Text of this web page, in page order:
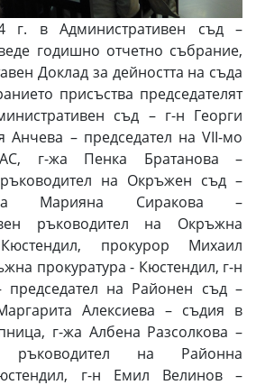
в Административен съд –
годишно отчетно събрание,
Доклад за дейността на съда
присъства председателят
съд – г-н Георги
Анчева – председател на VІІ-мо
г-жа Пенка Братанова –
на Окръжен съд –
жа Марияна Сиракова –
ръководител на Окръжна
прокурор Михаил
прокуратура - Кюстендил, г-н
председател на Районен съд –
Алексиева – съдия в
г-жа Албена Разсолкова –
ръководител на Районна
г-н Емил Велинов –